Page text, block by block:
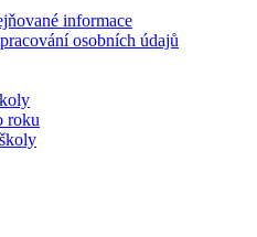
informace
osobních údajů
roku